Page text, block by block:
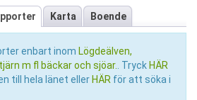
Karta Boende
enbart inom Lögdeälven,
m fl bäckar och sjöar. . Tryck HÄR
till hela länet eller HÄR för att söka i